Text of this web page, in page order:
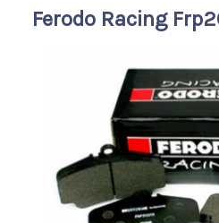
Ferodo Racing